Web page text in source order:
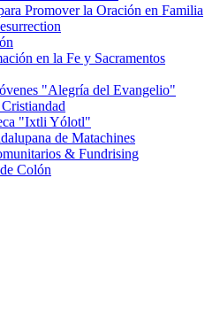
Promover la Oración en Familia
en la Fe y Sacramentos
"Alegría del Evangelio"
"Ixtli Yólotl"
de Matachines
& Fundrising
Colón